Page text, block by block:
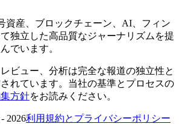
資産、ブロックチェーン、AI、フィン
独立した高品質なジャーナリズムを提
でいます。
ビュー、分析は完全な報道の独立性と
れています。当社の基準とプロセスの
方針をお読みください。
2026利用規約とプライバシーポリシー